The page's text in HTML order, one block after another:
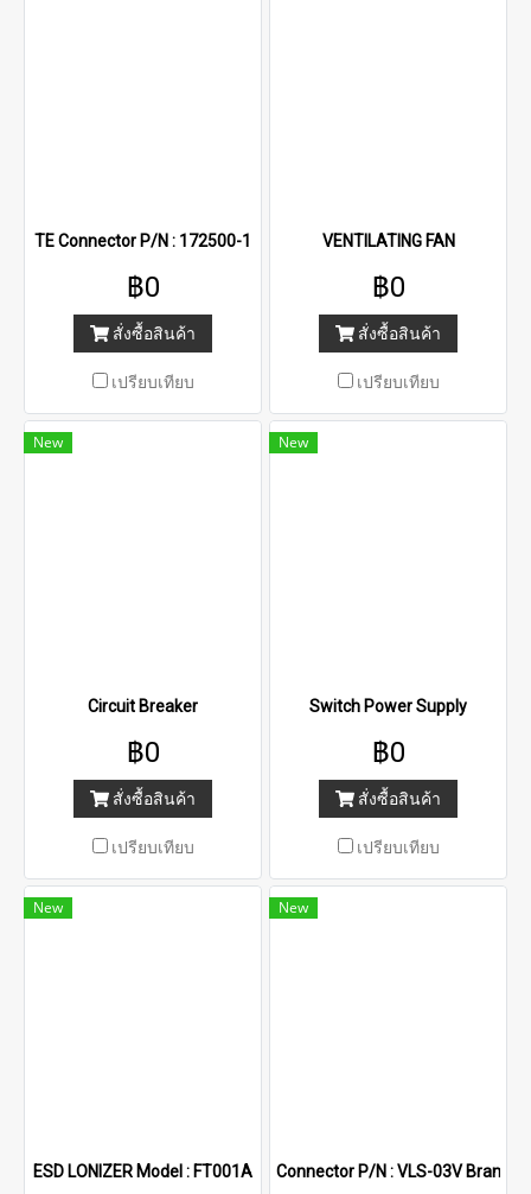
TE Connector P/N : 172500-1
฿0
สั่งซื้อสินค้า
เปรียบเทียบ
VENTILATING FAN
฿0
สั่งซื้อสินค้า
เปรียบเทียบ
New
Circuit Breaker
฿0
สั่งซื้อสินค้า
เปรียบเทียบ
New
Switch Power Supply
฿0
สั่งซื้อสินค้า
เปรียบเทียบ
New
ESD LONIZER Model : FT001A
New
Connector P/N : VLS-03V Brand :